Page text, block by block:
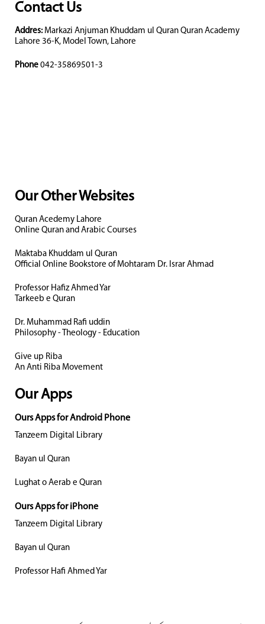
Contact Us
Addres: Markazi Anjuman Khuddam ul Quran Quran Academy
Lahore 36-K, Model Town, Lahore
Phone 042-35869501-3
Our Other Websites
Quran Acedemy Lahore
Online Quran and Arabic Courses
Maktaba Khuddam ul Quran
Official Online Bookstore of Mohtaram Dr. Israr Ahmad
Professor Hafiz Ahmed Yar
Tarkeeb e Quran
Dr. Muhammad Rafi uddin
Philosophy - Theology - Education
Give up Riba
An Anti Riba Movement
Our Apps
Ours Apps for Android Phone
Tanzeem Digital Library
Bayan ul Quran
Lughat o Aerab e Quran
Ours Apps for iPhone
Tanzeem Digital Library
Bayan ul Quran
Professor Hafi Ahmed Yar